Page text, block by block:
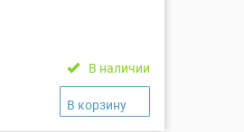
В наличии